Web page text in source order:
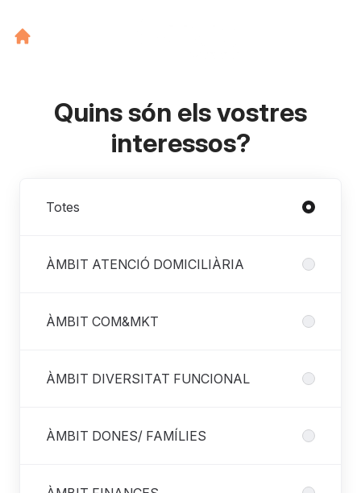
Quins són els vostres
interessos?
Totes
ÀMBIT ATENCIÓ DOMICILIÀRIA
ÀMBIT COM&MKT
ÀMBIT DIVERSITAT FUNCIONAL
ÀMBIT DONES/ FAMÍLIES